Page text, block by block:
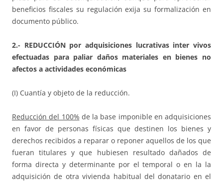
beneficios fiscales su regulación exija su formalización en
documento público.
2.- REDUCCIÓN por adquisiciones lucrativas inter vivos
efectuadas para paliar daños materiales en bienes no
afectos a actividades económicas
(I) Cuantía y objeto de la reducción.
Reducción del 100% de la base imponible en adquisiciones
en favor de personas físicas que destinen los bienes y
derechos recibidos a reparar o reponer aquellos de los que
fueran titulares y que hubiesen resultado dañados de
forma directa y determinante por el temporal o en la la
adquisición de otra vivienda habitual del donatario en el